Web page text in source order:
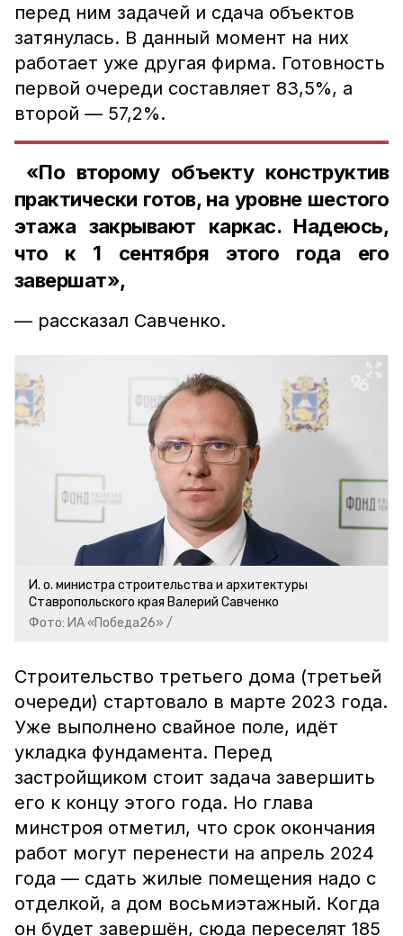
перед ним задачей и сдача объектов
затянулась. В данный момент на них
работает уже другая фирма. Готовность
первой очереди составляет 83,5%, а
второй — 57,2%.
«По второму объекту конструктив
практически готов, на уровне шестого
этажа закрывают каркас. Надеюсь,
что к 1 сентября этого года его
завершат»,
— рассказал Савченко.
И. о. министра строительства и архитектуры
Ставропольского края Валерий Савченко
Фото: ИА «Победа26» /
Строительство третьего дома (третьей
очереди) стартовало в марте 2023 года.
Уже выполнено свайное поле, идёт
укладка фундамента. Перед
застройщиком стоит задача завершить
его к концу этого года. Но глава
минстроя отметил, что срок окончания
работ могут перенести на апрель 2024
года — сдать жилые помещения надо с
отделкой, а дом восьмиэтажный. Когда
он будет завершён, сюда переселят 185